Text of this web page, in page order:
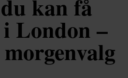
kan få
London –